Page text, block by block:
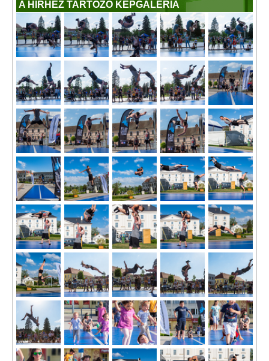
A HÍRHEZ TARTOZÓ KÉPGALÉRIA